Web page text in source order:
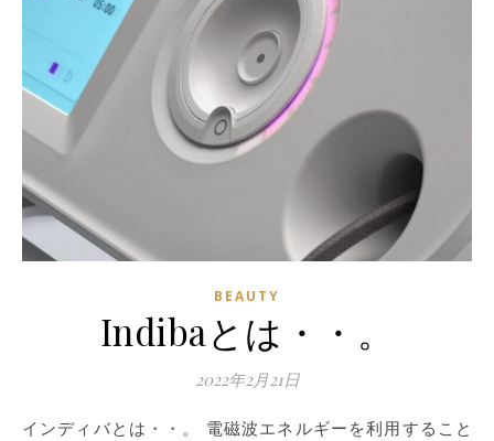
BEAUTY
Indibaとは・・。
2022年2月21日
インディバとは・・。 電磁波エネルギーを利用すること